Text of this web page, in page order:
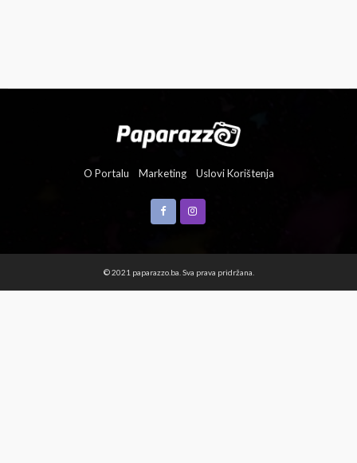
O Portalu Marketing Uslovi Korištenja
© 2021 paparazzo.ba. Sva prava pridržana.